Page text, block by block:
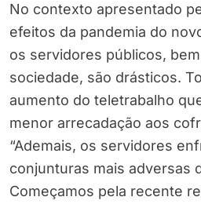
No contexto apresentado
efeitos da pandemia do
os servidores públicos,
sociedade, são drásticos.
aumento do teletrabalho
menor arrecadação aos
“Ademais, os servidores
conjunturas mais adversas
Começamos pela recente